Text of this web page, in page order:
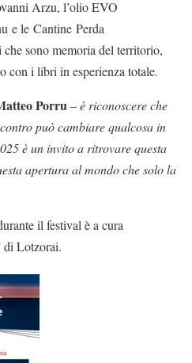
Arzu, l’olio EVO
e le Cantine Perda
sono memoria del territorio,
con i libri in esperienza totale.
Porru–è riconoscere che
può cambiare qualcosa in
è un invito a ritrovare questa
apertura al mondo che solo la
il festival è a cura
di Lotzorai.